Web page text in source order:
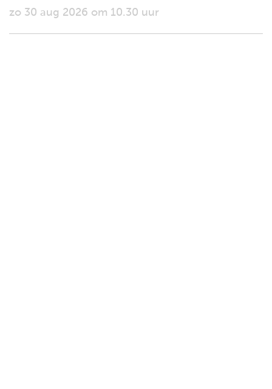
zo 30 aug 2026 om 10.30 uur